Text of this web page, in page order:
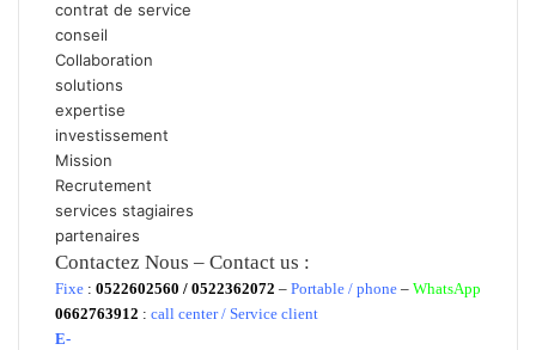
contrat de service
conseil
Collaboration
solutions
expertise
investissement
Mission
Recrutement
services stagiaires
partenaires
Contactez Nous – Contact us :
Fixe : 0522602560 / 0522362072 – Portable / phone – WhatsApp
0662763912 : call center / Service client
E-